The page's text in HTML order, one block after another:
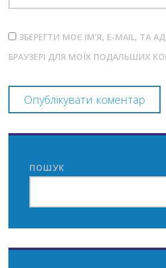
ЗБЕРЕГТИ МОЄ ІМ'Я, E-MAIL, ТА
БРАУЗЕРІ ДЛЯ МОЇХ ПОДАЛЬШИХ
ПОШУК